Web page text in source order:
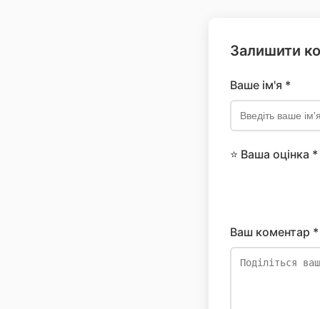
Залишити
Ваше ім'я *
⭐ Ваша оцінка *
Ваш коментар *